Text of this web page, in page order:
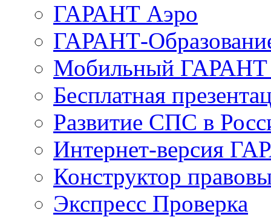
ГАРАНТ Аэро
ГАРАНТ-
Мобильный ГАРАНТ
Бесплатная
Развитие СПС в
Интернет-версия
Конструктор
Экспресс Проверка